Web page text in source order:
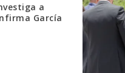
a
García